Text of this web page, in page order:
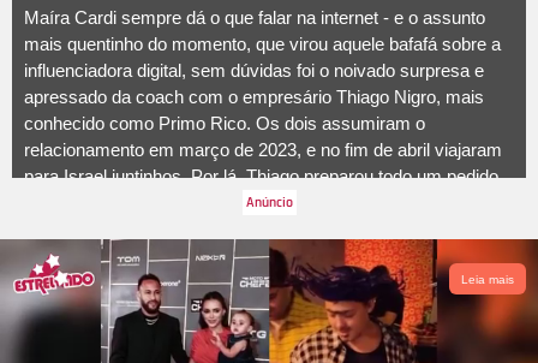
Maíra Cardi sempre dá o que falar na internet - e o assunto
mais quentinho do momento, que virou aquele bafafá sobre a
influenciadora digital, sem dúvidas foi o noivado surpresa e
apressado da coach com o empresário Thiago Nigro, mais
conhecido como Primo Rico. Os dois assumiram o
relacionamento em março de 2023, e no fim de abril viajaram
para Israel juntinhos. Por lá, Thiago preparou todo um pedido
de casamento, com direito até a aliança de 288 mil reais.
Leia mais